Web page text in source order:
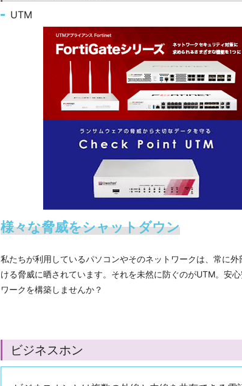
UTM
様々な脅威をシャットダウン
私たちが利用しているパソコンやそのネットワークは、常に外
ける脅威に晒されています。それを未然に防ぐのがUTM。安
ワークを構築しませんか？
ビジネスホン